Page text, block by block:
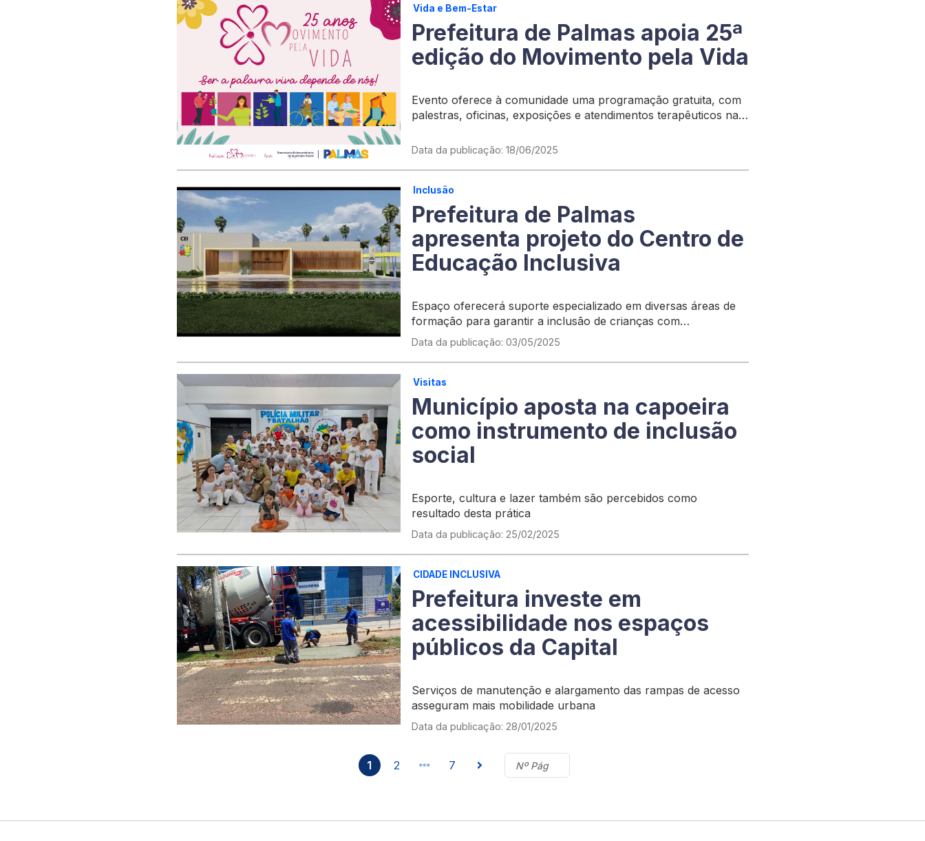
Vida e Bem-Estar
Prefeitura de Palmas apoia 25ª
edição do Movimento pela Vida
Evento oferece à comunidade uma programação gratuita, com
palestras, oficinas, exposições e atendimentos terapêuticos na
Data da publicação: 18/06/2025
Inclusão
Prefeitura de Palmas
apresenta projeto do Centro de
Educação Inclusiva
Espaço oferecerá suporte especializado em diversas áreas de
formação para garantir a inclusão de crianças com
necessidades educacionais específicas
Data da publicação: 03/05/2025
Visitas
Município aposta na capoeira
como instrumento de inclusão
social
Esporte, cultura e lazer também são percebidos como
resultado desta prática
Data da publicação: 25/02/2025
CIDADE INCLUSIVA
Prefeitura investe em
acessibilidade nos espaços
públicos da Capital
Serviços de manutenção e alargamento das rampas de acesso
asseguram mais mobilidade urbana
Data da publicação: 28/01/2025
1 2 7